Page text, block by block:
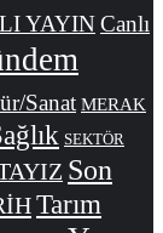
YAYINCanlı
Sanat MERAK
SEKTÖR
Son
Tarım